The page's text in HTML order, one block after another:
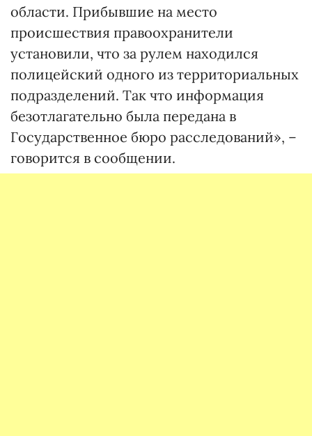
области. Прибывшие на место
происшествия правоохранители
установили, что за рулем находился
полицейский одного из территориальных
подразделений. Так что информация
безотлагательно была передана в
Государственное бюро расследований», –
говорится в сообщении.